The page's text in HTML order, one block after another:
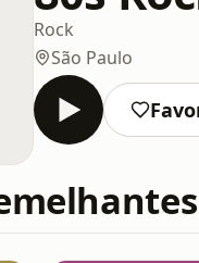
Rock
São Paulo